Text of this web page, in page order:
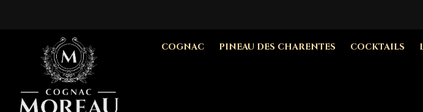
COGNAC PINEAU DES CHARENTES COCKTAILS